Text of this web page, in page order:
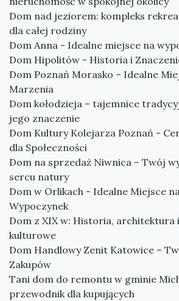
Dom nad jeziorem: kompleks
dla całej rodziny
Dom Anna - Idealne miejsce na
Dom Hipolitów - Historia i
Dom Poznań Morasko – Idealne
Marzenia
Dom kołodzieja – tajemnice
jego znaczenie
Dom Kultury Kolejarza Poznań -
dla Społeczności
Dom na sprzedaż Niwnica – Twój
sercu natury
Dom w Orlikach - Idealne Miejsce
Wypoczynek
Dom z XIX w: Historia, architektura
kulturowe
Dom Handlowy Zenit Katowice –
Zakupów
Tani dom do remontu w gminie
przewodnik dla kupujących